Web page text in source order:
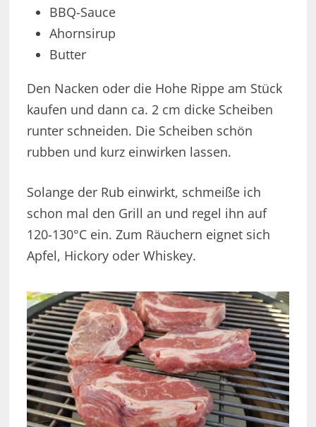
BBQ-Sauce
Ahornsirup
Butter
Den Nacken oder die Hohe Rippe am Stück
kaufen und dann ca. 2 cm dicke Scheiben
runter schneiden. Die Scheiben schön
rubben und kurz einwirken lassen.
Solange der Rub einwirkt, schmeiße ich
schon mal den Grill an und regel ihn auf
120-130°C ein. Zum Räuchern eignet sich
Apfel, Hickory oder Whiskey.